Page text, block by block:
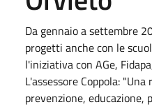
Da gennaio a settembre
progetti anche con le
l'iniziativa con AGe,
L'assessore Coppola:
prevenzione, educazione,